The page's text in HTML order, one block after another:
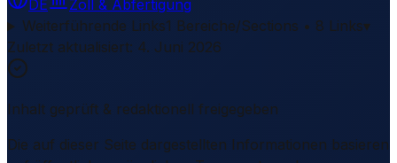
DE
Zoll & Abfertigung
Weiterführende Links1 Bereiche/Sections • 8 Links▾
Zuletzt aktualisiert: 4. Juni 2026
Inhalt geprüft & redaktionell freigegeben
Die auf dieser Seite dargestellten Informationen basieren